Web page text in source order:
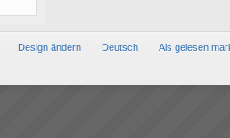
Design ändern Deutsch
Als gelesen